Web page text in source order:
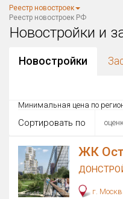
Район в регионе
Все
Все
Район в городе
Цена
от
Реестр новостроек
Реестр новостроек РФ
Новостройки и
Новостройки
Минимальная цена по
Сортировать по
ЖК
г.